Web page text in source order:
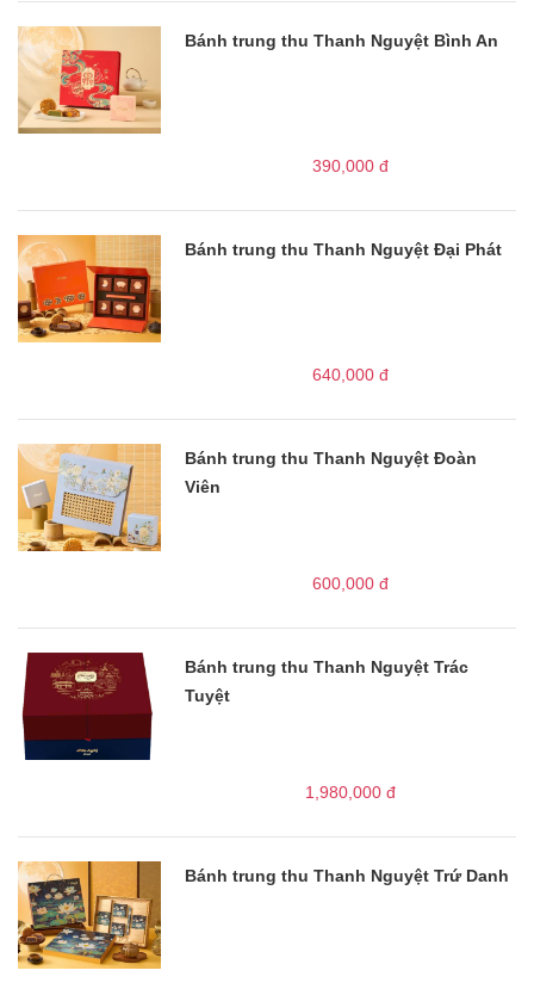
Bánh trung thu Thanh Nguyệt Bình An
390,000 đ
Bánh trung thu Thanh Nguyệt Đại Phát
640,000 đ
Bánh trung thu Thanh Nguyệt Đoàn
Viên
600,000 đ
Bánh trung thu Thanh Nguyệt Trác
Tuyệt
1,980,000 đ
Bánh trung thu Thanh Nguyệt Trứ Danh